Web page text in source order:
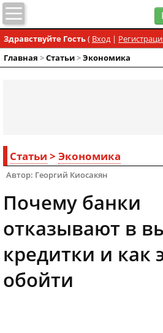
Здравствуйте Гость( Вход|
Главная >Статьи>Экономика
Статьи > Экономика
Автор: Георгий Киосакян
Почему банки
отказывают в
кредитки и как
обойти